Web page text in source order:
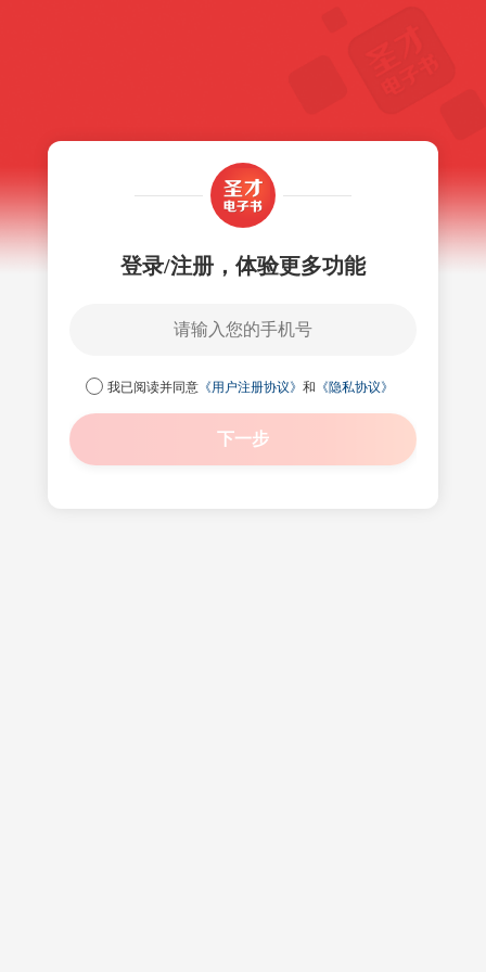
登录/注册，体验更多功能
我已阅读并同意 《用户注册协议》 和 《隐私协议》
下一步